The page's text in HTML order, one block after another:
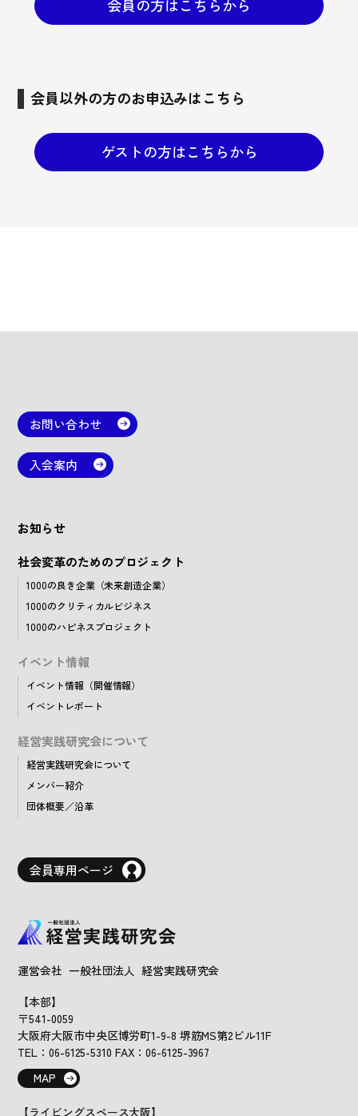
会員の方はこちらから
会員以外の方のお申込みはこちら
ゲストの方はこちらから
お問い合わせ
入会案内
お知らせ
社会変革のためのプロジェクト
1000の良き企業（未来創造企業）
1000のクリティカルビジネス
1000のハピネスプロジェクト
イベント情報
イベント情報（開催情報）
イベントレポート
経営実践研究会について
経営実践研究会について
メンバー紹介
団体概要／沿革
会員専用ページ
運営会社 一般社団法人 経営実践研究会
【本部】
〒541-0059
大阪府大阪市中央区博労町1-9-8 堺筋MS第2ビル11F
TEL：06-6125-5310 FAX：06-6125-3967
MAP
【ライビングスペース大阪】